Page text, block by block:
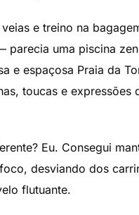
e treino na
parecia uma piscina
e espaçosa Praia da
toucas e
Eu. Consegui
desviando dos
flutuante.